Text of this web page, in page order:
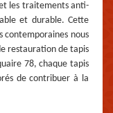
les traitements anti-
et durable. Cette
contemporaines nous
restauration de tapis
78, chaque tapis
de contribuer à la